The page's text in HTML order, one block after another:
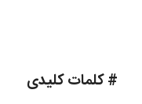
# کلمات کلیدی